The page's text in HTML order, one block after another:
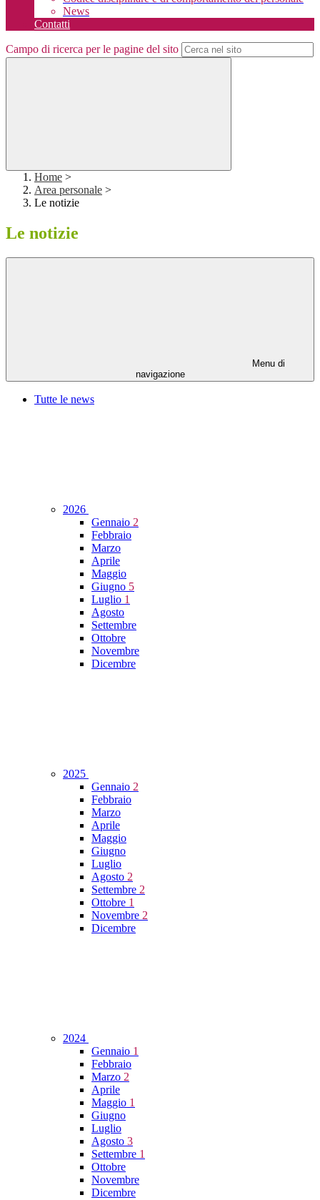
News
Contatti
Campo di ricerca per le pagine del sito
Home >
Area personale >
Le notizie
Le notizie
Menu di
navigazione
Tutte le news
2026
Gennaio 2
Febbraio
Marzo
Aprile
Maggio
Giugno 5
Luglio 1
Agosto
Settembre
Ottobre
Novembre
Dicembre
2025
Gennaio 2
Febbraio
Marzo
Aprile
Maggio
Giugno
Luglio
Agosto 2
Settembre 2
Ottobre 1
Novembre 2
Dicembre
2024
Gennaio 1
Febbraio
Marzo 2
Aprile
Maggio 1
Giugno
Luglio
Agosto 3
Settembre 1
Ottobre
Novembre
Dicembre